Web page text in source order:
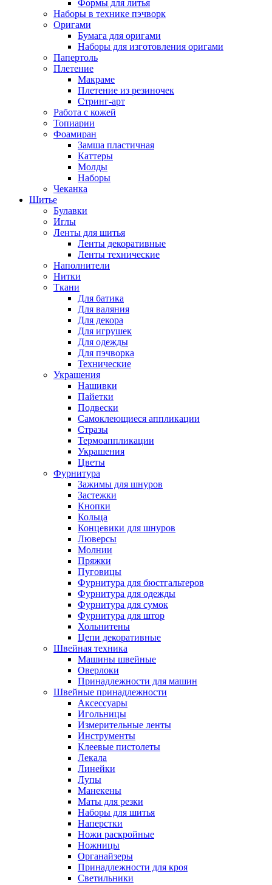
Формы для литья
Наборы в технике пэчворк
Оригами
Бумага для оригами
Наборы для изготовления оригами
Папертоль
Плетение
Макраме
Плетение из резиночек
Стринг-арт
Работа с кожей
Топиарии
Фоамиран
Замша пластичная
Каттеры
Молды
Наборы
Чеканка
Шитье
Булавки
Иглы
Ленты для шитья
Ленты декоративные
Ленты технические
Наполнители
Нитки
Ткани
Для батика
Для валяния
Для декора
Для игрушек
Для одежды
Для пэчворка
Технические
Украшения
Нашивки
Пайетки
Подвески
Самоклеющиеся аппликации
Стразы
Термоаппликации
Украшения
Цветы
Фурнитура
Зажимы для шнуров
Застежки
Кнопки
Кольца
Концевики для шнуров
Люверсы
Молнии
Пряжки
Пуговицы
Фурнитура для бюстгальтеров
Фурнитура для одежды
Фурнитура для сумок
Фурнитура для штор
Хольнитены
Цепи декоративные
Швейная техника
Машины швейные
Оверлоки
Принадлежности для машин
Швейные принадлежности
Аксессуары
Игольницы
Измерительные ленты
Инструменты
Клеевые пистолеты
Лекала
Линейки
Лупы
Манекены
Маты для резки
Наборы для шитья
Наперстки
Ножи раскройные
Ножницы
Органайзеры
Принадлежности для кроя
Светильники